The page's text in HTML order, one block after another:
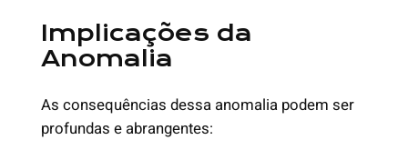
Implicações da
Anomalia
As consequências dessa anomalia podem ser
profundas e abrangentes: